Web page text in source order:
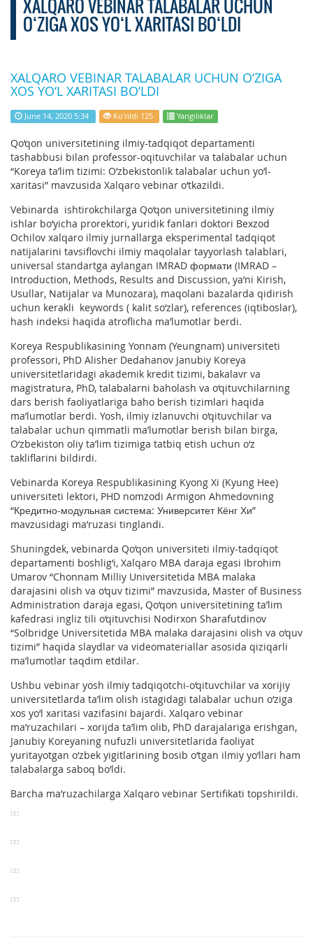
XALQARO VEBINAR TALABALAR UCHUN
O‘ZIGA XOS YO‘L XARITASI BO‘LDI
XALQARO VEBINAR TALABALAR UCHUN O‘ZIGA
XOS YO‘L XARITASI BO‘LDI
June 14, 2020 5:34 Ko'rildi 125 Yangiliklar
Qo‘qon universitetining ilmiy-tadqiqot departamenti
tashabbusi bilan professor-oqituvchilar va talabalar uchun
“Koreya ta’lim tizimi: O‘zbekistonlik talabalar uchun yo‘l-
xaritasi” mavzusida Xalqaro vebinar o‘tkazildi.
Vebinarda ishtirokchilarga Qo‘qon universitetining ilmiy
ishlar bo‘yicha prorektori, yuridik fanlari doktori Bexzod
Ochilov xalqaro ilmiy jurnallarga eksperimental tadqiqot
natijalarini tavsiflovchi ilmiy maqolalar tayyorlash talablari,
universal standartga aylangan IMRAD формати (IMRAD –
Introduction, Methods, Results and Discussion, ya’ni Kirish,
Usullar, Natijalar va Munozara), maqolani bazalarda qidirish
uchun kerakli keywords ( kalit so‘zlar), references (iqtiboslar),
hash indeksi haqida atroflicha ma’lumotlar berdi.
Koreya Respublikasining Yonnam (Yeungnam) universiteti
professori, PhD Alisher Dedahanov Janubiy Koreya
universitetlaridagi akademik kredit tizimi, bakalavr va
magistratura, PhD, talabalarni baholash va o‘qituvchilarning
dars berish faoliyatlariga baho berish tizimlari haqida
ma’lumotlar berdi. Yosh, ilmiy izlanuvchi o‘qituvchilar va
talabalar uchun qimmatli ma’lumotlar berish bilan birga,
O‘zbekiston oliy ta’lim tizimiga tatbiq etish uchun o‘z
takliflarini bildirdi.
Vebinarda Koreya Respublikasining Kyong Xi (Kyung Hee)
universiteti lektori, PHD nomzodi Armigon Ahmedovning
“Кредитно-модульная система: Университет Кёнг Хи”
mavzusidagi ma’ruzasi tinglandi.
Shuningdek, vebinarda Qo‘qon universiteti ilmiy-tadqiqot
departamenti boshlig‘i, Xalqaro MBA daraja egasi Ibrohim
Umarov “Chonnam Milliy Universitetida MBA malaka
darajasini olish va o‘quv tizimi” mavzusida, Master of Business
Administration daraja egasi, Qo‘qon universitetining ta’lim
kafedrasi ingliz tili o‘qituvchisi Nodirxon Sharafutdinov
“Solbridge Universitetida MBA malaka darajasini olish va o‘quv
tizimi” haqida slaydlar va videomateriallar asosida qiziqarli
ma’lumotlar taqdim etdilar.
Ushbu vebinar yosh ilmiy tadqiqotchi-o‘qituvchilar va xorijiy
universitetlarda ta’lim olish istagidagi talabalar uchun o‘ziga
xos yo‘l xaritasi vazifasini bajardi. Xalqaro vebinar
ma’ruzachilari – xorijda ta’lim olib, PhD darajalariga erishgan,
Janubiy Koreyaning nufuzli universitetlarida faoliyat
yuritayotgan o‘zbek yigitlarining bosib o‘tgan ilmiy yo‘llari ham
talabalarga saboq bo‘ldi.
Barcha ma’ruzachilarga Xalqaro vebinar Sertifikati topshirildi.